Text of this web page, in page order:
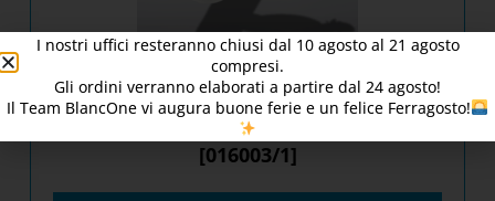
BlancOne® LIPS Kiwi Strawberry –
[016003/1]
I nostri uffici resteranno chiusi dal 10agosto al 21 agosto
compresi.
Gli ordini verranno elaborati a partire dal 24 agosto!
Il Team BlancOne vi augura buone ferie e un felice Ferragosto!